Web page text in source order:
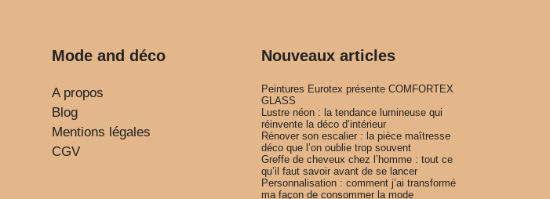
Mode and déco
A propos
Blog
Mentions légales
CGV
Nouveaux articles
Peintures Eurotex présente COMFORTEX
GLASS
Lustre néon : la tendance lumineuse qui
réinvente la déco d’intérieur
Rénover son escalier : la pièce maîtresse
déco que l’on oublie trop souvent
Greffe de cheveux chez l’homme : tout ce
qu’il faut savoir avant de se lancer
Personnalisation : comment j’ai transformé
ma façon de consommer la mode